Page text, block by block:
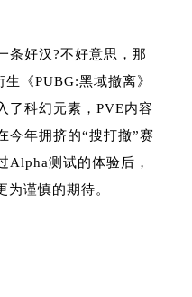
条好汉?不好意思，那
《PUBG:黑域撤离》
了科幻元素，PVE内容
今年拥挤的“搜打撤”赛
Alpha测试的体验后，
谨慎的期待。